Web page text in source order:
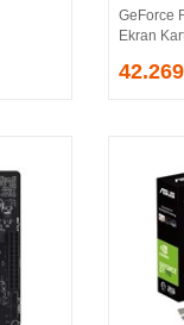
GeForce
Ekran